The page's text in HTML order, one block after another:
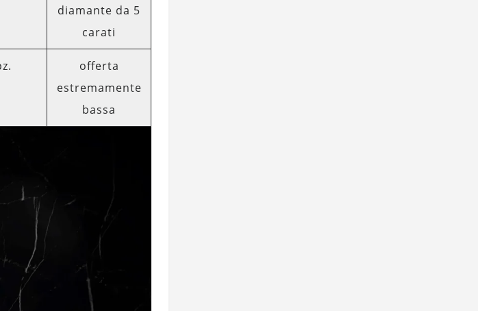
diamante da 5
carati
offerta
estremamente
bassa